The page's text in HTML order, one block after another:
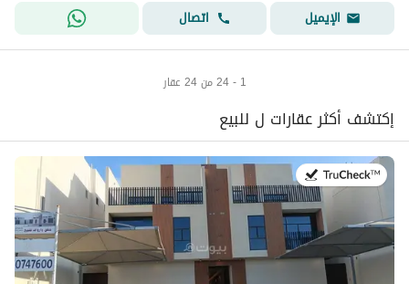
الإيميل
اتصال
1 - 24 من 24 عقار
إكتشف أكثر عقارات ل للبيع
في:29 يوليو 2026